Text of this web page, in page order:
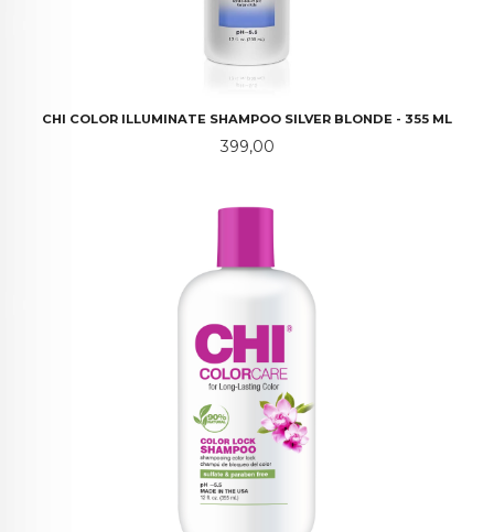
CHI COLOR ILLUMINATE SHAMPOO SILVER BLONDE - 355 ML
Pris
399,00